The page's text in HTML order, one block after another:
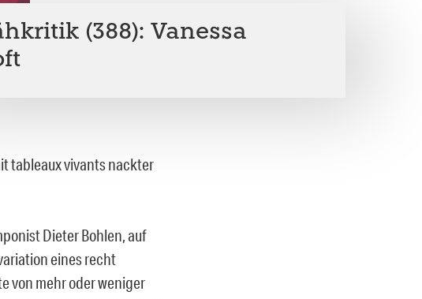
(388): Vanessa
tableaux vivants nackter
Dieter Bohlen, auf
eines recht
von mehr oder weniger